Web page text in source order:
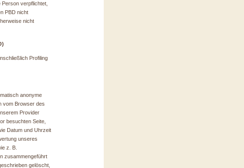
verpflichtet,
PBD nicht
nicht
Profiling
anonyme
vom Browser des
Provider
besuchten Seite,
Datum und Uhrzeit
unseres
z. B.
zusammengeführt
gelöscht,